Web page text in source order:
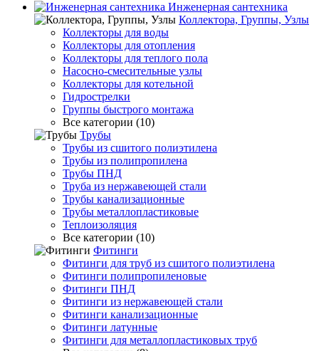
Инженерная сантехника
Коллектора, Группы, Узлы
Коллекторы для воды
Коллекторы для отопления
Коллекторы для теплого пола
Насосно-смесительные узлы
Коллекторы для котельной
Гидрострелки
Группы быстрого монтажа
Все категории (10)
Трубы
Трубы из сшитого полиэтилена
Трубы из полипропилена
Трубы ПНД
Труба из нержавеющей стали
Трубы канализационные
Трубы металлопластиковые
Теплоизоляция
Все категории (10)
Фитинги
Фитинги для труб из сшитого полиэтилена
Фитинги полипропиленовые
Фитинги ПНД
Фитинги из нержавеющей стали
Фитинги канализационные
Фитинги латунные
Фитинги для металлопластиковых труб